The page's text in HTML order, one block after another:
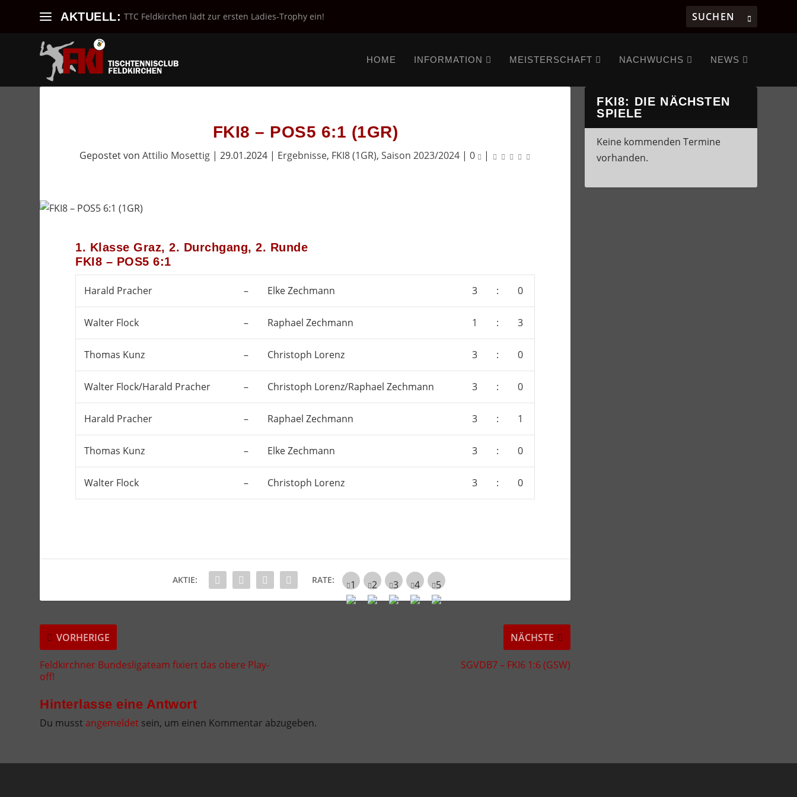
AKTUELL: TTC Feldkirchen lädt zur ersten Ladies-Trophy ein!
HOME INFORMATION MEISTERSCHAFT NACHWUCHS NEWS
FKI8 – POS5 6:1 (1GR)
Gepostet vonAttilio Mosettig |29.01.2024 | Ergebnisse, FKI8 (1GR),Saison 2023/2024 |0 |
1. Klasse Graz, 2. Durchgang, 2. Runde
FKI8 – POS5 6:1
Harald Pracher – Elke Zechmann 3 : 0
Walter Flock – Raphael Zechmann 1 : 3
Thomas Kunz – Christoph Lorenz 3 : 0
Walter Flock/Harald Pracher – Christoph Lorenz/Raphael Zechmann 3 : 0
Harald Pracher – Raphael Zechmann 3 : 1
Thomas Kunz – Elke Zechmann 3 : 0
Walter Flock – Christoph Lorenz 3 : 0
AKTIE: RATE:
VORHERIGE
Feldkirchner Bundesligateam fixiert das obere Play-
off!
NÄCHSTE
SGVDB7 – FKI6 1:6 (GSW)
Hinterlasse eine Antwort
Du musst angemeldet sein, um einen Kommentar abzugeben.
FKI8: DIE NÄCHSTEN
SPIELE
Keine kommenden Termine
vorhanden.